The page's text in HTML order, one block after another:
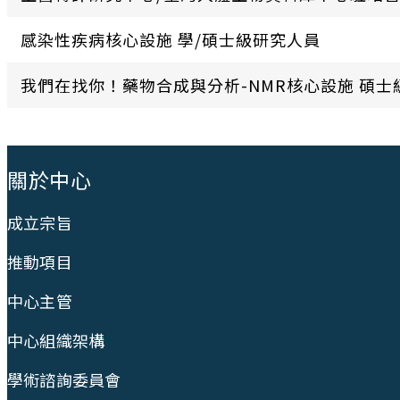
感染性疾病核心設施 學/碩士級研究人員
我們在找你！藥物合成與分析-NMR核心設施 碩士
關於中心
成立宗旨
推動項目
中心主管
中心組織架構
學術諮詢委員會